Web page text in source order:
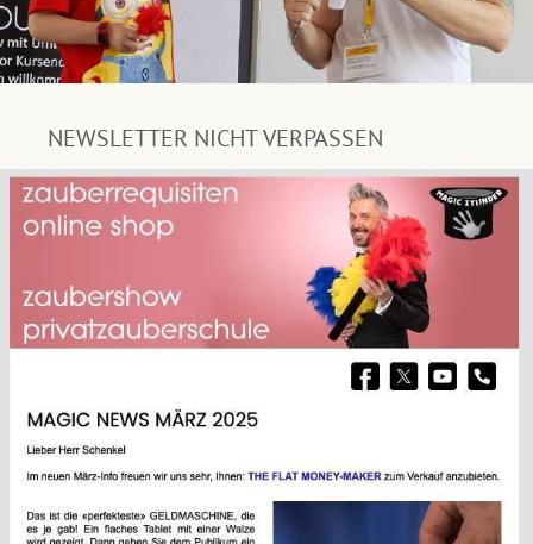
NEWSLETTER NICHT VERPASSEN